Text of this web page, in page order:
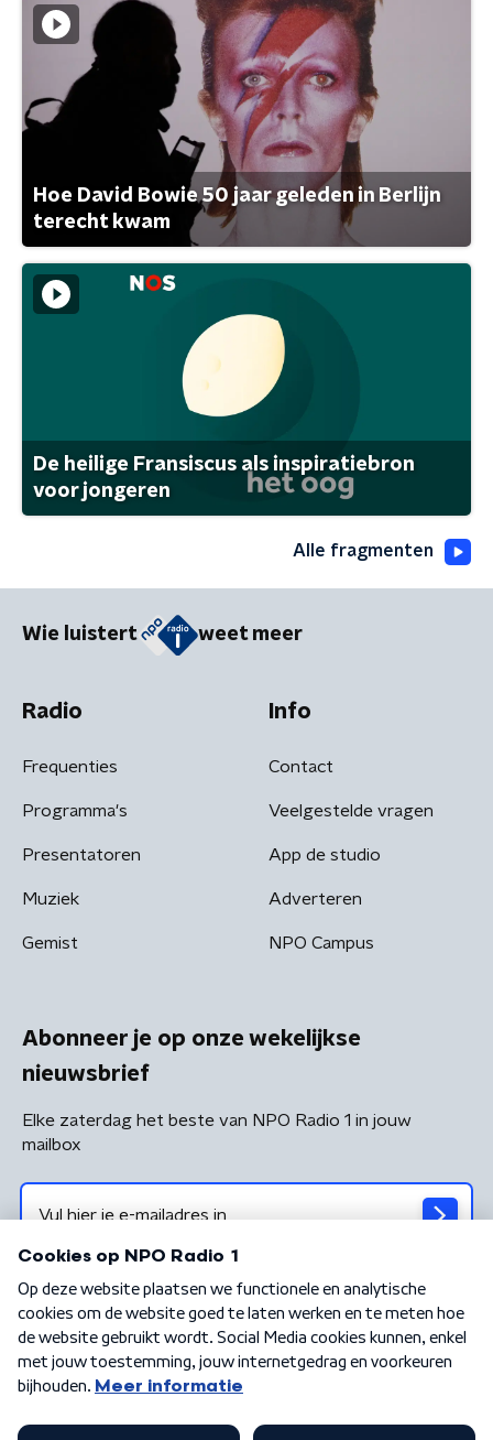
Hoe David Bowie 50 jaar geleden in Berlijn
terecht kwam
De heilige Fransiscus als inspiratiebron
voor jongeren
Alle fragmenten
Wie luistert weet meer
Radio
Frequenties
Programma's
Presentatoren
Muziek
Gemist
Info
Contact
Veelgestelde vragen
App de studio
Adverteren
NPO Campus
Abonneer je op onze wekelijkse
nieuwsbrief
Elke zaterdag het beste van NPO Radio 1 in jouw
mailbox
Algemene voorwaarden